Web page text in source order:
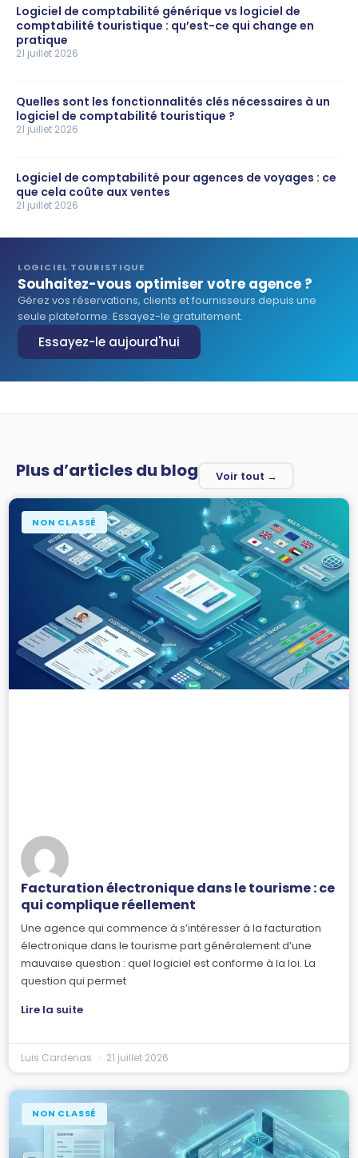
Logiciel de comptabilité générique vs logiciel de
comptabilité touristique : qu’est-ce qui change en
pratique
21 juillet 2026
Quelles sont les fonctionnalités clés nécessaires à un
logiciel de comptabilité touristique ?
21 juillet 2026
Logiciel de comptabilité pour agences de voyages : ce
que cela coûte aux ventes
21 juillet 2026
LOGICIEL TOURISTIQUE
Souhaitez-vous optimiser votre agence ?
Gérez vos réservations, clients et fournisseurs depuis une
seule plateforme. Essayez-le gratuitement.
Essayez-le aujourd'hui
Plus d’articles du blog Voir tout →
NON CLASSÉ
Facturation électronique dans le tourisme : ce
qui complique réellement
Une agence qui commence à s’intéresser à la facturation
électronique dans le tourisme part généralement d’une
mauvaise question : quel logiciel est conforme à la loi. La
question qui permet
Lire la suite
Luis Cardenas 21 juillet 2026
NON CLASSÉ